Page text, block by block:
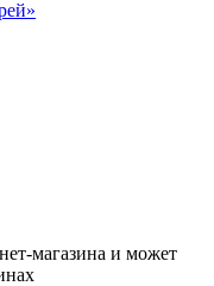
магазина и может